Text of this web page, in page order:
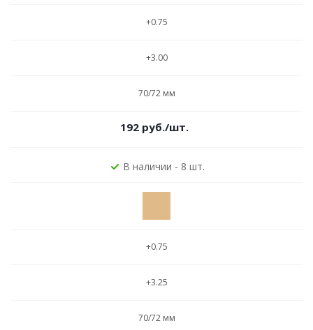
+0.75
+3.00
70/72 мм
192руб./шт.
В наличии - 8 шт.
+0.75
+3.25
70/72 мм